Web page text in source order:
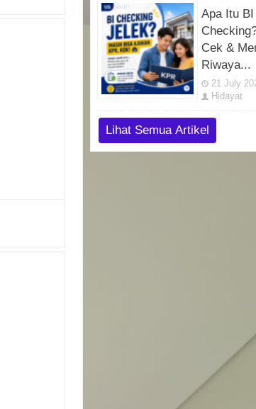
Apa Itu BI
Cek &
Riwaya...
21 July
Hidayat
Lihat Semua Artikel